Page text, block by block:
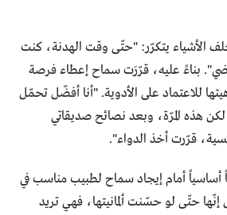
الأشياء يتكرّر: "حتّى وقت الهدنة، كنت
بناءً عليه، قرّرَت سماح إعطاء فرصة
للاعتماد على الأدوية. "أنا أفضّل تحمّل
لكن هذه المرّة، وبعد نصائح صديقاتي
قرّرت أخذ الدواء".
أساسياً أمام إيجاد سماح لطبيب مناسب في
إنّها حتّى لو حسّنت ألمانيتها، فهي تريد